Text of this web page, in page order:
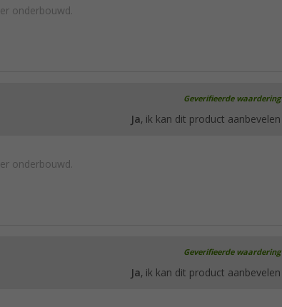
onderbouwd.
Geverifieerde waardering
Ja, ik kan dit product aanbevelen
onderbouwd.
Geverifieerde waardering
Ja, ik kan dit product aanbevelen